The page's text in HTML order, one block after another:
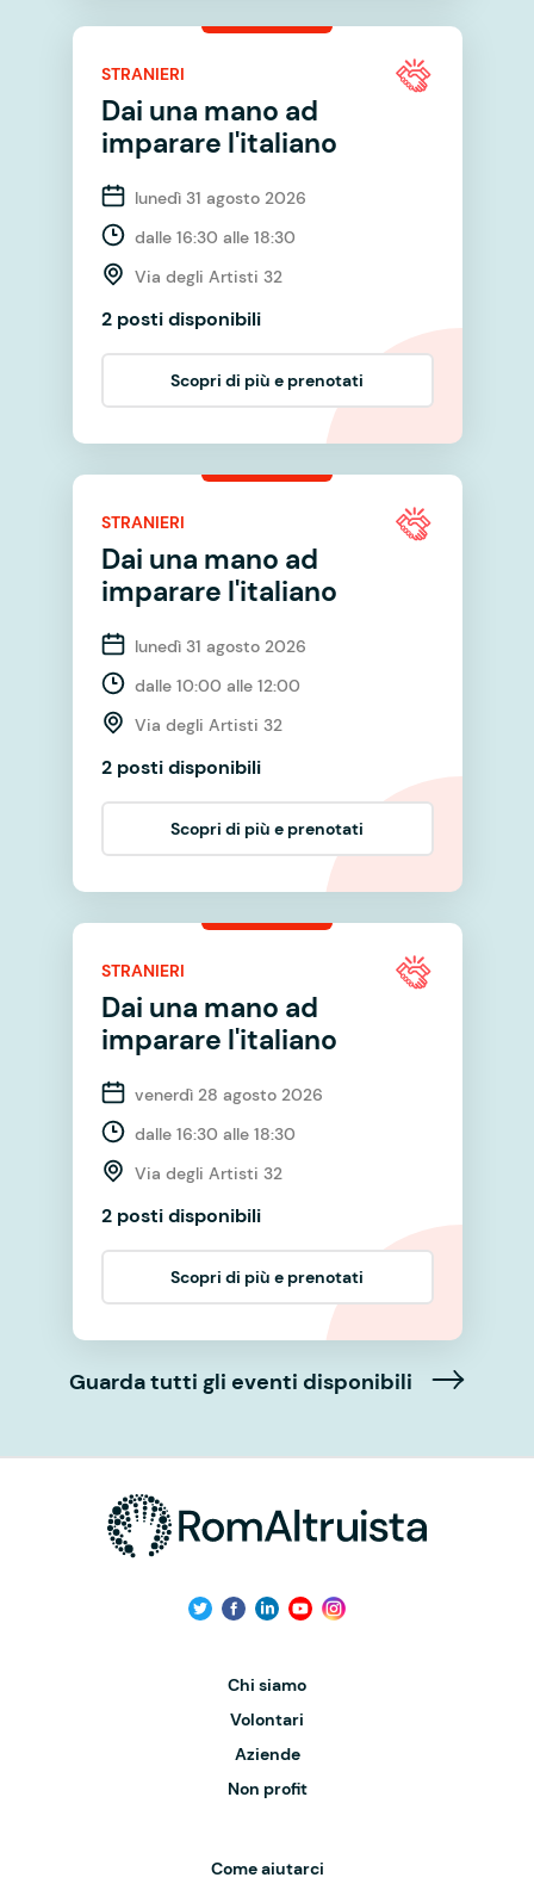
STRANIERI
Dai una mano ad
imparare l'italiano
lunedì 31 agosto 2026
dalle 16:30 alle 18:30
Via degli Artisti 32
2 posti disponibili
Scopri di più e prenotati
STRANIERI
Dai una mano ad
imparare l'italiano
lunedì 31 agosto 2026
dalle 10:00 alle 12:00
Via degli Artisti 32
2 posti disponibili
Scopri di più e prenotati
STRANIERI
Dai una mano ad
imparare l'italiano
venerdì 28 agosto 2026
dalle 16:30 alle 18:30
Via degli Artisti 32
2 posti disponibili
Scopri di più e prenotati
Guarda tutti gli eventi disponibili
Chi siamo
Volontari
Aziende
Non profit
Come aiutarci